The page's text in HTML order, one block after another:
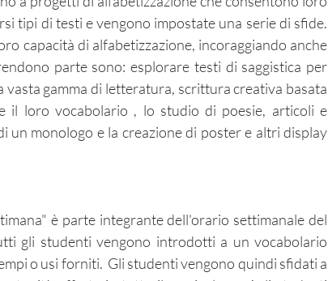
tipi di testi e vengono impostate una serie di sfide.
capacità di alfabetizzazione, incoraggiando anche
parte sono: esplorare testi di saggistica per
gamma di letteratura, scrittura creativa basata
il loro vocabolario , lo studio di poesie, articoli e
un monologo e la creazione di poster e altri display
è parte integrante dell'orario settimanale del
gli studenti vengono introdotti a un vocabolario
o usi forniti. Gli studenti vengono quindi sfidati a